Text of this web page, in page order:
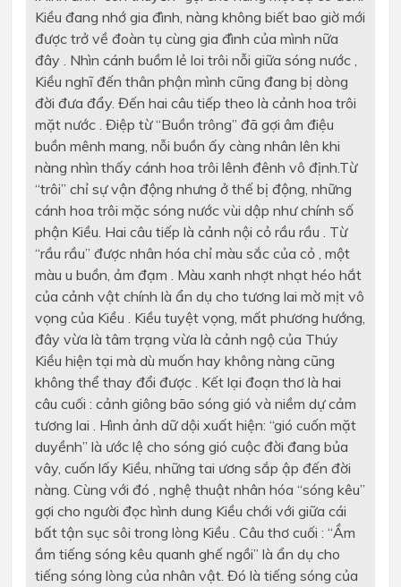
Kiều đang nhớ gia đình, nàng không biết bao giờ mới
được trở về đoàn tụ cùng gia đình của mình nữa
đây . Nhìn cánh buồm lẻ loi trôi nỗi giữa sóng nước ,
Kiều nghĩ đến thân phận mình cũng đang bị dòng
đời đưa đẩy. Đến hai câu tiếp theo là cảnh hoa trôi
mặt nước . Điệp từ “Buồn trông” đã gợi âm điệu
buồn mênh mang, nỗi buồn ấy càng nhân lên khi
nàng nhìn thấy cánh hoa trôi lênh đênh vô định.Từ
“trôi” chỉ sự vận động nhưng ở thế bị động, những
cánh hoa trôi mặc sóng nước vùi dập như chính số
phận Kiều. Hai câu tiếp là cảnh nội cỏ rầu rầu . Từ
“rầu rầu” được nhân hóa chỉ màu sắc của cỏ , một
màu u buồn, ảm đạm . Màu xanh nhợt nhạt héo hắt
của cảnh vật chính là ẩn dụ cho tương lai mờ mịt vô
vọng của Kiều . Kiều tuyệt vọng, mất phương hướng,
đây vừa là tâm trạng vừa là cảnh ngộ của Thúy
Kiều hiện tại mà dù muốn hay không nàng cũng
không thể thay đổi được . Kết lại đoạn thơ là hai
câu cuối : cảnh giông bão sóng gió và niềm dự cảm
tương lai . Hình ảnh dữ dội xuất hiện: “gió cuốn mặt
duyềnh” là ước lệ cho sóng gió cuộc đời đang bủa
vây, cuốn lấy Kiều, những tai ương sắp ập đến đời
nàng. Cùng với đó , nghệ thuật nhân hóa “sóng kêu”
gợi cho người đọc hình dung Kiều chới với giữa cái
bất tận sục sôi trong lòng Kiều . Câu thơ cuối : “Ầm
ầm tiếng sóng kêu quanh ghế ngồi” là ẩn dụ cho
tiếng sóng lòng của nhân vật. Đó là tiếng sóng của